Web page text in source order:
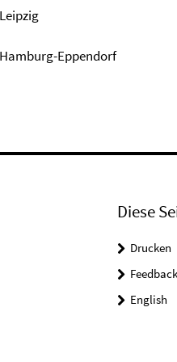
Eppendorf
Diese
Drucken
Feedback
English